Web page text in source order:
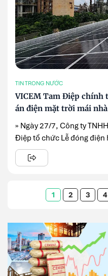
TIN TRONG NƯỚC
VICEM Tam Điệp chính
án điện mặt trời mái
» Ngày 27/7, Công ty
Điệp tổ chức Lễ đóng điện
1 2 3 4